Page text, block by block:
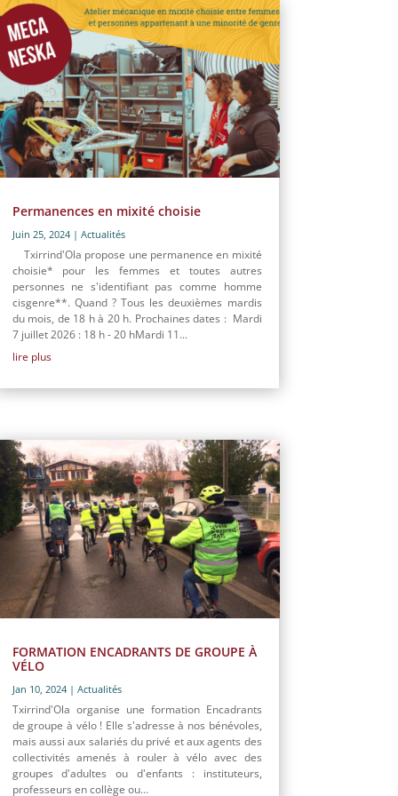
Permanences en mixité choisie
Juin 25, 2024| Actualités
Txirrind'Ola propose une permanence en mixité
choisie* pour les femmes et toutes autres
personnes ne s'identifiant pas comme homme
cisgenre**. Quand ? Tous les deuxièmes mardis
du mois, de 18 h à 20 h. Prochaines dates : Mardi
7 juillet 2026 : 18 h - 20 hMardi 11...
lire plus
FORMATION ENCADRANTS DE GROUPE À
VÉLO
Jan 10, 2024| Actualités
Txirrind'Ola organise une formation Encadrants
de groupe à vélo ! Elle s'adresse à nos bénévoles,
mais aussi aux salariés du privé et aux agents des
collectivités amenés à rouler à vélo avec des
groupes d'adultes ou d'enfants : instituteurs,
professeurs en collège ou...